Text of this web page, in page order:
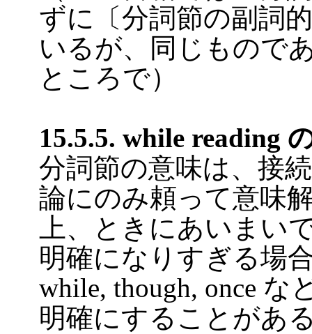
ずに〔分詞節の副詞
いるが、同じもので
ところで）
15.5.5. while reading
分詞節の意味は、接
論にのみ頼って意味
上、ときにあいまい
明確になりすぎる場
while, though, once
明確にすることがあ